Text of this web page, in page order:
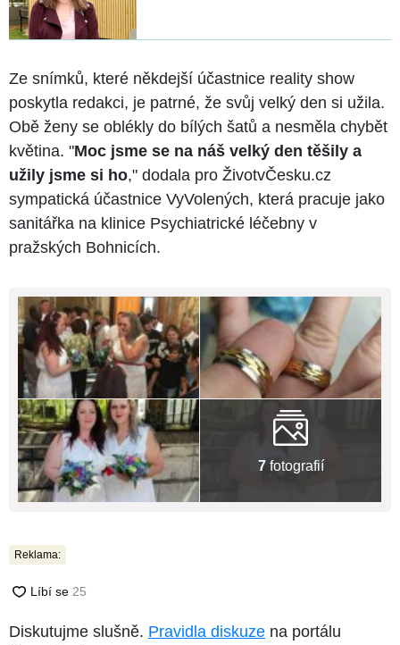
Ze snímků, které někdejší účastnice reality show
poskytla redakci, je patrné, že svůj velký den si užila.
Obě ženy se oblékly do bílých šatů a nesměla chybět
květina. "Moc jsme se na náš velký den těšily a
užily jsme si ho," dodala pro ŽivotvČesku.cz
sympatická účastnice VyVolených, která pracuje jako
sanitářka na klinice Psychiatrické léčebny v
pražských Bohnicích.
7fotografií
Reklama:
Diskutujme slušně. Pravidla diskuze na portálu